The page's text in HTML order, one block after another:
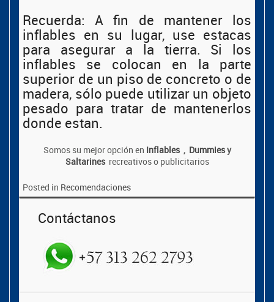
Recuerda: A fin de mantener los
inflables en su lugar, use estacas
para asegurar a la tierra. Si los
inflables se colocan en la parte
superior de un piso de concreto o de
madera, sólo puede utilizar un objeto
pesado para tratar de mantenerlos
donde estan.
Somos su mejor opción en Inflables , Dummiesy
Saltarinesrecreativos o publicitarios
Posted in Recomendaciones
Contáctanos